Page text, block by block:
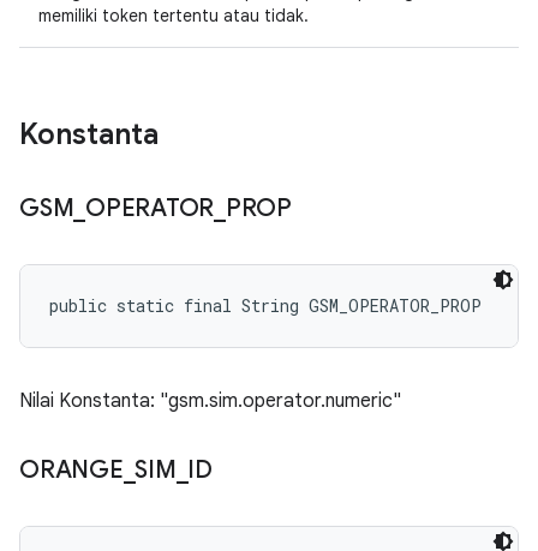
memiliki token tertentu atau tidak.
Konstanta
GSM OPERATOR PROP
public static final String GSM_OPERATOR_PROP
Nilai Konstanta: "gsm.sim.operator.numeric"
ORANGE _SIM ID